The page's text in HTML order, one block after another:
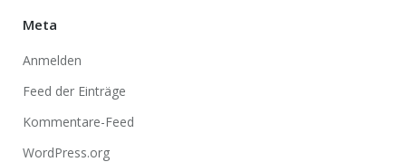
Meta
Anmelden
Feed der Einträge
Kommentare-Feed
WordPress.org